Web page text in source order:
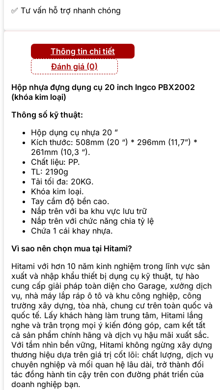
✅ Tư vấn hỗ trợ nhanh chóng
Thông tin chi tiết
Đánh giá (0)
Hộp nhựa đựng dụng cụ 20 inch Ingco PBX2002
(khóa kim loại)
Thông số kỹ thuật:
Hộp dụng cụ nhựa 20 ”
Kích thước: 508mm (20 “) * 296mm (11,7”) *
261mm (10,3 “).
Chất liệu: PP.
TL: 2190g
Tải tối đa: 20KG.
Khóa kim loại.
Tay cầm độ bền cao.
Nắp trên với ba khu vực lưu trữ
Nắp trên với chức năng chia tỷ lệ
Chứa 1 cái khay nhựa.
Vì sao nên chọn mua tại Hitami?
Hitami với hơn 10 năm kinh nghiệm trong lĩnh vực sản
xuất và nhập khẩu thiết bị dụng cụ kỹ thuật, tự hào
cung cấp giải pháp toàn diện cho Garage, xưởng dịch
vụ, nhà máy lắp ráp ô tô và khu công nghiệp, công
trường xây dựng, tòa nhà, chung cư trên toàn quốc và
quốc tế. Lấy khách hàng làm trung tâm, Hitami lắng
nghe và trân trọng mọi ý kiến đóng góp, cam kết tất
cả sản phẩm chính hãng và dịch vụ hậu mãi xuất sắc.
Với tầm nhìn bền vững, Hitami không ngừng xây dựng
thương hiệu dựa trên giá trị cốt lõi: chất lượng, dịch vụ
chuyên nghiệp và mối quan hệ lâu dài, trở thành đối
tác đồng hành tin cậy trên con đường phát triển của
doanh nghiệp bạn.